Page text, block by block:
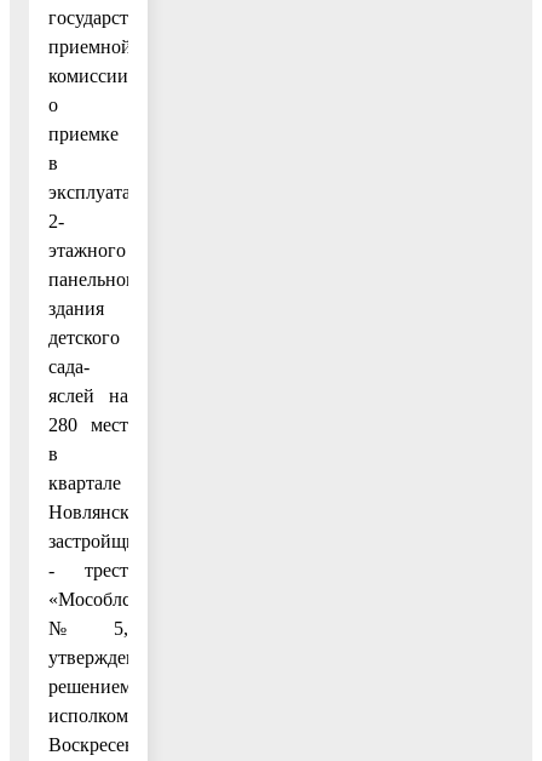
государственной
приемной
комиссии
о
приемке
в
эксплуатацию
2-
этажного
панельного
здания
детского
сада-
яслей на
280 мест
в
квартале
Новлянский,
застройщик
- трест
«Мособлстрой»
№ 5,
утвержденного
решением
исполкома
Воскресенского